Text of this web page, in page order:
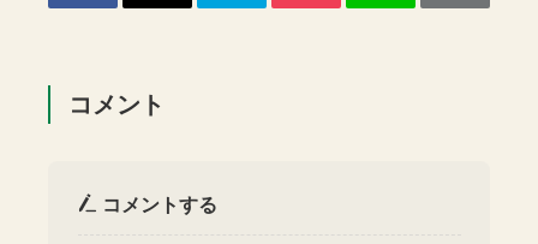
コメント
コメントする